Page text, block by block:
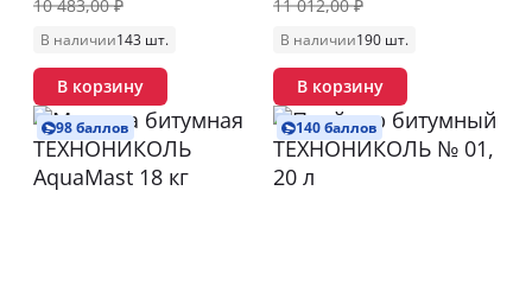
10 483,00 ₽
В наличии143 шт.
В корзину
11 012,00 ₽
В наличии190 шт.
В корзину
98 баллов 140 баллов